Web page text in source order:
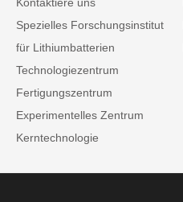
Spezielles Forschungsinstitut
für Lithiumbatterien
Technologiezentrum
Fertigungszentrum
Experimentelles Zentrum
Kerntechnologie